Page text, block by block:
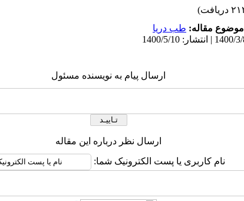
موضوع مقاله: طب دریا
ارسال پیام به نویسنده مسئول
ارسال نظر درباره این مقاله
نام کاربری یا پست الکترونیک شما: